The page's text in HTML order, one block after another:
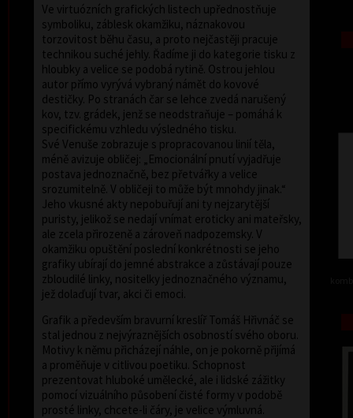
Ve virtuózních grafických listech upřednostňuje
symboliku, záblesk okamžiku, náznakovou
torzovitost běhu času, a proto nejčastěji pracuje
technikou suché jehly. Řadíme ji do kategorie tisku z
hloubky a velice se podobá rytině. Ostrou jehlou
autor přímo vyrývá vybraný námět do kovové
destičky. Po stranách čar se lehce zvedá narušený
kov, tzv. grádek, jenž se neodstraňuje – pomáhá k
specifickému vzhledu výsledného tisku.
Své Venuše zobrazuje s propracovanou linií těla,
méně avizuje obličej: „Emocionální pnutí vyjadřuje
postava jednoznačně, bez přetvářky a velice
srozumitelně. V obličeji to může být mnohdy jinak.“
Jeho vkusné akty nepobuřují ani ty nejzarytější
puristy, jelikož se nedají vnímat eroticky ani mateřsky,
ale zcela přirozeně a zároveň nadpozemsky. V
okamžiku opuštění poslední konkrétnosti se jeho
grafiky ubírají do jemné abstrakce a zůstávají pouze
zbloudilé linky, nositelky jednoznačného významu,
jež dolaďují tvar, akci či emoci.
Grafik a především bravurní kreslíř Tomáš Hřivnáč se
stal jednou z nejvýraznějších osobností svého oboru.
Motivy k němu přicházejí náhle, on je pokorně přijímá
a proměňuje v citlivou poetiku. Schopnost
prezentovat hluboké umělecké, ale i lidské zážitky
pomocí vizuálního působení čisté formy v podobě
prosté linky, chcete-li čáry, je velice výmluvná.